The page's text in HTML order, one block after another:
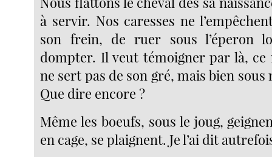
à servir. Nos caresses ne
son frein, de ruer sous l’éperon
dompter. Il veut témoigner par là, ce
ne sert pas de son gré, mais bien
Que dire encore ?
Même les boeufs, sous le joug,
en cage, se plaignent. Je l’ai dit